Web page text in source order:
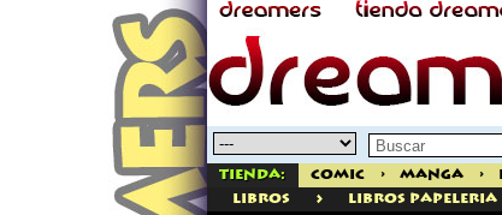
Tienda: Comic > Manga >
libros
> Libros Papeleria